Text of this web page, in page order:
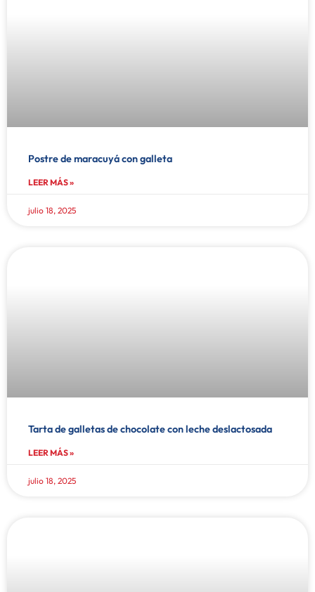
Postre de maracuyá con galleta
LEER MÁS »
julio 18, 2025
Tarta de galletas de chocolate con leche deslactosada
LEER MÁS »
julio 18, 2025